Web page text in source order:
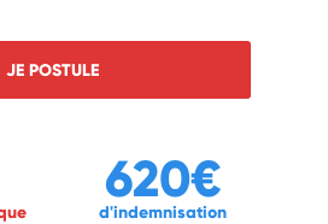
JE POSTULE
620€
d'indemnisation